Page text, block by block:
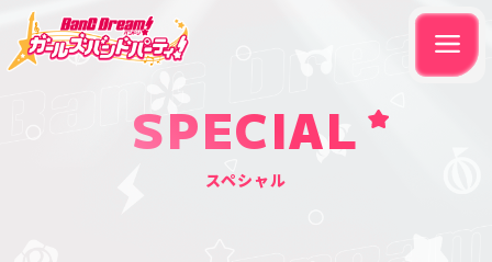
SPECIAL
スペシャル